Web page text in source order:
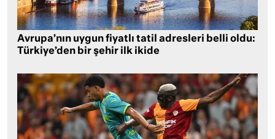
Avrupa’nın uygun fiyatlı tatil adresleri belli oldu:
Türkiye’den bir şehir ilk ikide